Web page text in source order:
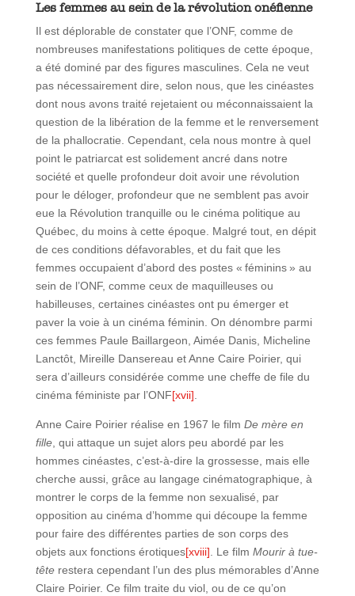
Les femmes au sein de la révolution onéfienne
Il est déplorable de constater que l’ONF, comme de
nombreuses manifestations politiques de cette époque,
a été dominé par des figures masculines. Cela ne veut
pas nécessairement dire, selon nous, que les cinéastes
dont nous avons traité rejetaient ou méconnaissaient la
question de la libération de la femme et le renversement
de la phallocratie. Cependant, cela nous montre à quel
point le patriarcat est solidement ancré dans notre
société et quelle profondeur doit avoir une révolution
pour le déloger, profondeur que ne semblent pas avoir
eue la Révolution tranquille ou le cinéma politique au
Québec, du moins à cette époque. Malgré tout, en dépit
de ces conditions défavorables, et du fait que les
femmes occupaient d’abord des postes « féminins » au
sein de l’ONF, comme ceux de maquilleuses ou
habilleuses, certaines cinéastes ont pu émerger et
paver la voie à un cinéma féminin. On dénombre parmi
ces femmes Paule Baillargeon, Aimée Danis, Micheline
Lanctôt, Mireille Dansereau et Anne Caire Poirier, qui
sera d’ailleurs considérée comme une cheffe de file du
cinéma féministe par l’ONF[xvii].
Anne Caire Poirier réalise en 1967 le film De mère en
fille, qui attaque un sujet alors peu abordé par les
hommes cinéastes, c’est-à-dire la grossesse, mais elle
cherche aussi, grâce au langage cinématographique, à
montrer le corps de la femme non sexualisé, par
opposition au cinéma d’homme qui découpe la femme
pour faire des différentes parties de son corps des
objets aux fonctions érotiques[xviii]. Le film Mourir à tue-
tête restera cependant l’un des plus mémorables d’Anne
Claire Poirier. Ce film traite du viol, ou de ce qu’on